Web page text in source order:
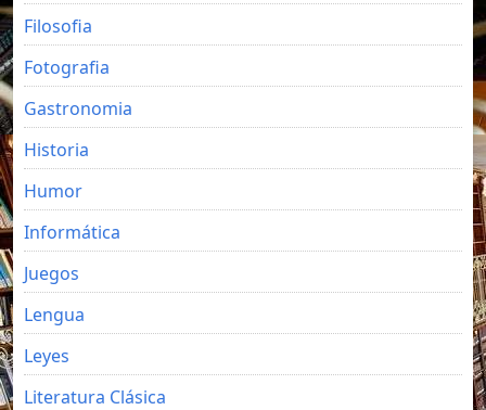
Filosofia
Fotografia
Gastronomia
Historia
Humor
Informática
Juegos
Lengua
Leyes
Literatura Clásica